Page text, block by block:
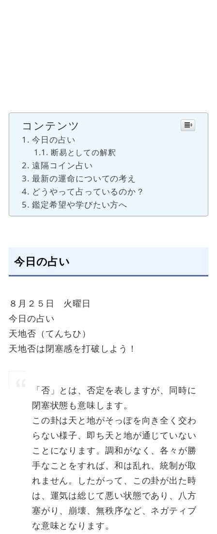
コンテンツ
今日の占い
断易としての解釈
遠隔コイン占い
最新の運命についての考え
どうやって占っているのか？
鑑定希望や学びたい方へ
今日の占い
８月２５日 火曜日
今日の占い
天地否（てんちひ）
天地否は閉塞感を打破しよう！
「否」とは、否定を表しますが、同時に
閉塞状態も意味します。
この卦は天と地がそっぽを向き全く交わ
らない様子、即ち天と地が通じていない
ことになります。調和がなく、各々が勝
手なことをすれば、和は乱れ、統制が取
れません。したがって、この卦が出た時
は、運気は総じて悪い状態であり、八方
塞がり、崩壊、無秩序など、ネガティブ
な意味となります。